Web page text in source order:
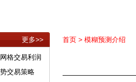
更多>>
格交易利润
交易策略
首页 > 模糊预测介绍